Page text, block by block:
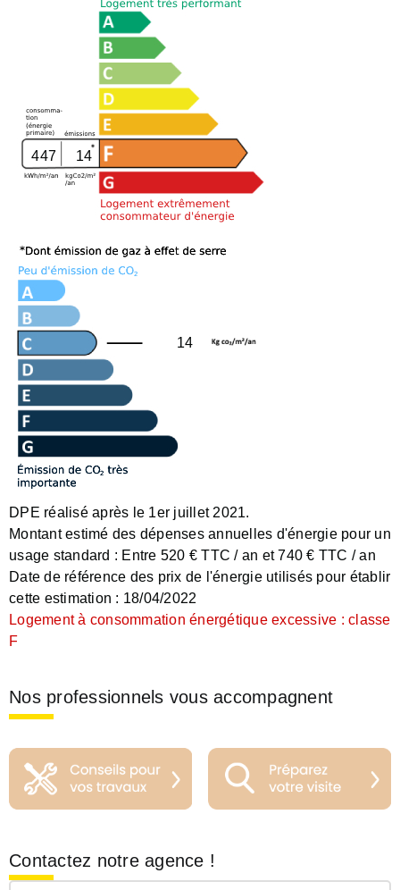
447 14
14
DPE réalisé après le 1er juillet 2021.
Montant estimé des dépenses annuelles d'énergie pour un
usage standard : Entre 520 € TTC / an et 740 € TTC / an
Date de référence des prix de l'énergie utilisés pour établir
cette estimation : 18/04/2022
Logement à consommation énergétique excessive : classe
F
Nos professionnels vous accompagnent
Contactez notre agence !